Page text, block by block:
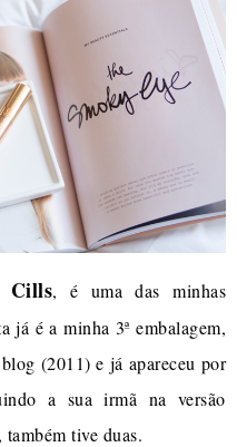
Cills, é uma das minhas
já é a minha 3ª embalagem,
(2011) e já apareceu por
a sua irmã na versão
tive duas.